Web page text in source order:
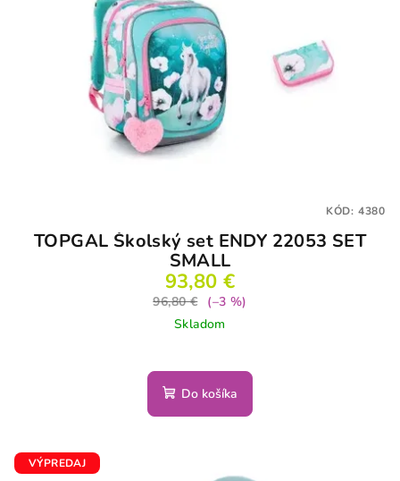
TOPGAL Školský set ENDY 22053 SET
SMALL
93,80 €
96,80 €
(–3 %)
Skladom
Do košíka
KÓD: 4380
VÝPREDAJ